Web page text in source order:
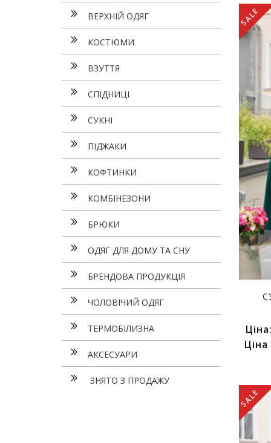
ВЕРХНІЙ ОДЯГ
КОСТЮМИ
ВЗУТТЯ
СПІДНИЦІ
СУКНI
ПІДЖАКИ
КОФТИНКИ
КОМБІНЕЗОНИ
БРЮКИ
ОДЯГ ДЛЯ ДОМУ ТА СНУ
БРЕНДОВА ПРОДУКЦІЯ
ЧОЛОВІЧИЙ ОДЯГ
ТЕРМОБІЛИЗНА
АКСЕСУАРИ
ЗНЯТО З ПРОДАЖУ
SALE
SALE